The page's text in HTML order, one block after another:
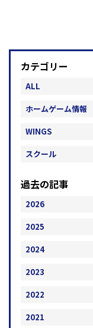
カテゴリー
ALL
ホームゲーム情報
WINGS
スクール
過去の記事
2026
2025
2024
2023
2022
2021